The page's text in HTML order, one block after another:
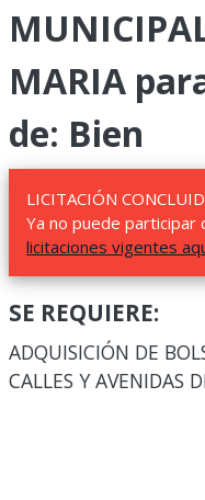
MARIA
de: Bien
LICITACIÓN
Ya no puede participar
licitaciones vigentes
SE REQUIERE:
ADQUISICIÓN DE
CALLES Y AVENIDAS